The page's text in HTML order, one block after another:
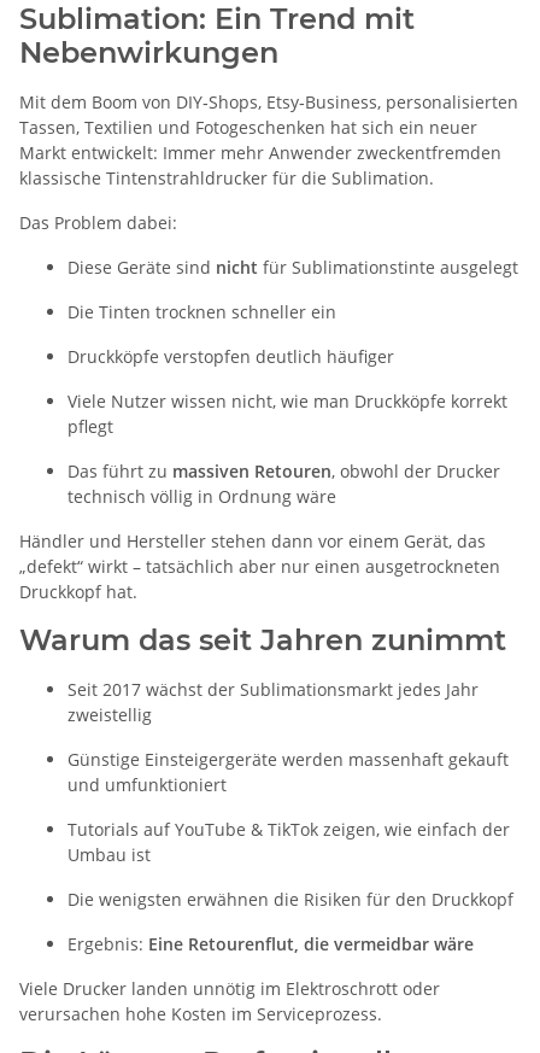
Sublimation: Ein Trend mit
Nebenwirkungen
Mit dem Boom von DIY‑Shops, Etsy‑Business, personalisierten
Tassen, Textilien und Fotogeschenken hat sich ein neuer
Markt entwickelt: Immer mehr Anwender zweckentfremden
klassische Tintenstrahldrucker für die Sublimation.
Das Problem dabei:
Diese Geräte sind nicht für Sublimationstinte ausgelegt
Die Tinten trocknen schneller ein
Druckköpfe verstopfen deutlich häufiger
Viele Nutzer wissen nicht, wie man Druckköpfe korrekt
pflegt
Das führt zu massiven Retouren, obwohl der Drucker
technisch völlig in Ordnung wäre
Händler und Hersteller stehen dann vor einem Gerät, das
„defekt“ wirkt – tatsächlich aber nur einen ausgetrockneten
Druckkopf hat.
Warum das seit Jahren zunimmt
Seit 2017 wächst der Sublimationsmarkt jedes Jahr
zweistellig
Günstige Einsteigergeräte werden massenhaft gekauft
und umfunktioniert
Tutorials auf YouTube & TikTok zeigen, wie einfach der
Umbau ist
Die wenigsten erwähnen die Risiken für den Druckkopf
Ergebnis: Eine Retourenflut, die vermeidbar wäre
Viele Drucker landen unnötig im Elektroschrott oder
verursachen hohe Kosten im Serviceprozess.